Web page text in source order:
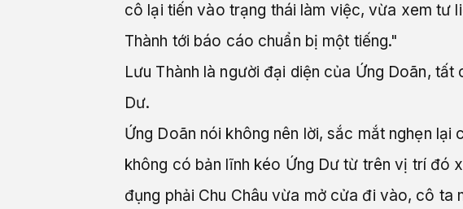
cô lại tiến vào trạng thái làm việc, vừa xem tư
Thành tới báo cáo chuẩn bị một tiếng."
Lưu Thành là người đại diện của Ứng Doãn,
Dư.
Ứng Doãn nói không nên lời, sắc mắt nghẹn
không có bản lĩnh kéo Ứng Dư từ trên vị trí đó
đụng phải Chu Châu vừa mở cửa đi vào, cô ta